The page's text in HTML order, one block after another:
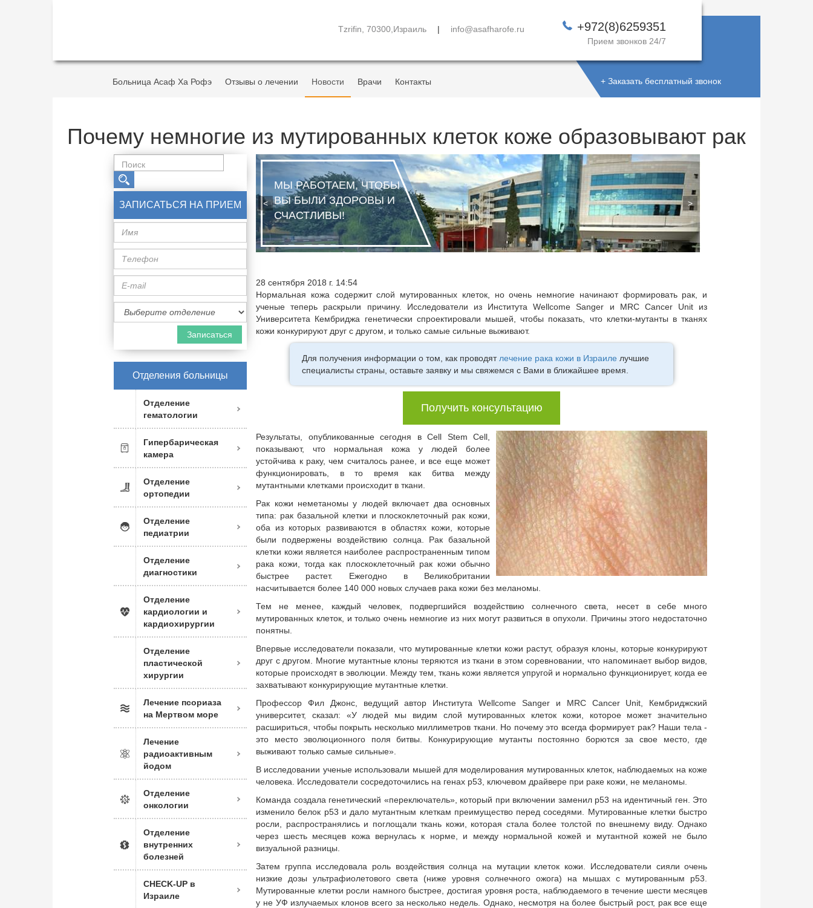
Tzrifin, 70300,Израиль | info@asafharofe.ru +972(8)6259351
Прием звонков 24/7
Больница Асаф Ха Рофэ Отзывы о лечении Новости Врачи Контакты + Заказать бесплатный звонок
Почему немногие из мутированных клеток коже образовывают рак
ЗАПИСАТЬСЯ НА ПРИЕМ
Имя
Телефон
E-
mail
Специализация
врача
Отделения больницы
Отделение
гематологии
Гипербарическая
камера
Отделение
ортопедии
Отделение
педиатрии
Отделение
диагностики
Отделение
кардиологии и
кардиохирургии
Отделение
пластической
хирургии
Лечение псориаза
на Мертвом море
Лечение
радиоактивным
йодом
Отделение
онкологии
Отделение
внутренних
болезней
CHECK-UP в
Израиле
МЫ РАБОТАЕМ, ЧТОБЫ
ВЫ БЫЛИ ЗДОРОВЫ И
СЧАСТЛИВЫ!
< >
28 сентября 2018 г. 14:54
Нормальная кожа содержит слой мутированных клеток, но очень немногие начинают формировать рак, и
ученые теперь раскрыли причину. Исследователи из Института Wellcome Sanger и MRC Cancer Unit из
Университета Кембриджа генетически спроектировали мышей, чтобы показать, что клетки-мутанты в тканях
кожи конкурируют друг с другом, и только самые сильные выживают.
Для получения информации о том, как проводят лечение рака кожи в Израиле лучшие
специалисты страны, оставьте заявку и мы свяжемся с Вами в ближайшее время.
Получить консультацию
Результаты, опубликованные сегодня в Cell Stem Cell,
показывают, что нормальная кожа у людей более
устойчива к раку, чем считалось ранее, и все еще может
функционировать, в то время как битва между
мутантными клетками происходит в ткани.
Рак кожи неметаномы у людей включает два основных
типа: рак базальной клетки и плоскоклеточный рак кожи,
оба из которых развиваются в областях кожи, которые
были подвержены воздействию солнца. Рак базальной
клетки кожи является наиболее распространенным типом
рака кожи, тогда как плоскоклеточный рак кожи обычно
быстрее растет. Ежегодно в Великобритании
насчитывается более 140 000 новых случаев рака кожи без меланомы.
Тем не менее, каждый человек, подвергшийся воздействию солнечного света, несет в себе много
мутированных клеток, и только очень немногие из них могут развиться в опухоли. Причины этого недостаточно
понятны.
Впервые исследователи показали, что мутированные клетки кожи растут, образуя клоны, которые конкурируют
друг с другом. Многие мутантные клоны теряются из ткани в этом соревновании, что напоминает выбор видов,
которые происходят в эволюции. Между тем, ткань кожи является упругой и нормально функционирует, когда ее
захватывают конкурирующие мутантные клетки.
Профессор Фил Джонс, ведущий автор Института Wellcome Sanger и MRC Cancer Unit, Кембриджский
университет, сказал: «У людей мы видим слой мутированных клеток кожи, которое может значительно
расшириться, чтобы покрыть несколько миллиметров ткани. Но почему это всегда формирует рак? Наши тела -
это место эволюционного поля битвы. Конкурирующие мутанты постоянно борются за свое место, где
выживают только самые сильные».
В исследовании ученые использовали мышей для моделирования мутированных клеток, наблюдаемых на коже
человека. Исследователи сосредоточились на генах p53, ключевом драйвере при раке кожи, не меланомы.
Команда создала генетический «переключатель», который при включении заменил p53 на идентичный ген. Это
изменило белок p53 и дало мутантным клеткам преимущество перед соседями. Мутированные клетки быстро
росли, распространялись и поглощали ткань кожи, которая стала более толстой по внешнему виду. Однако
через шесть месяцев кожа вернулась к норме, и между нормальной кожей и мутантной кожей не было
визуальной разницы.
Затем группа исследовала роль воздействия солнца на мутации клеток кожи. Исследователи сияли очень
низкие дозы ультрафиолетового света (ниже уровня солнечного ожога) на мышах с мутированным р53.
Мутированные клетки росли намного быстрее, достигая уровня роста, наблюдаемого в течение шести месяцев
у не УФ излучаемых клонов всего за несколько недель. Однако, несмотря на более быстрый рост, рак все еще